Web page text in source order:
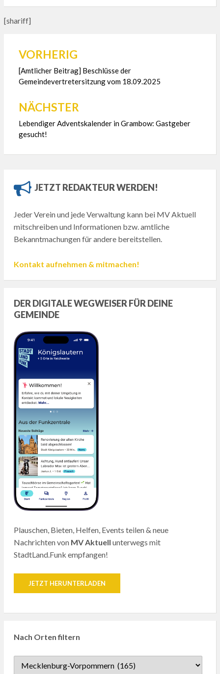
[shariff]
Beitragsnavigation
VORHERIG
[Amtlicher Beitrag] Beschlüsse der
Gemeindevertretersitzung vom 18.09.2025
NÄCHSTER
Lebendiger Adventskalender in Grambow: Gastgeber
gesucht!
JETZT REDAKTEUR WERDEN!
Jeder Verein und jede Verwaltung kann bei MV Aktuell
mitschreiben und Informationen bzw. amtliche
Bekanntmachungen für andere bereitstellen.
Kontakt aufnehmen & mitmachen!
DER DIGITALE WEGWEISER FÜR DEINE
GEMEINDE
Plauschen, Bieten, Helfen, Events teilen & neue
Nachrichten von MV Aktuell unterwegs mit
StadtLand.Funk empfangen!
JETZT HERUNTERLADEN
Nach Orten filtern